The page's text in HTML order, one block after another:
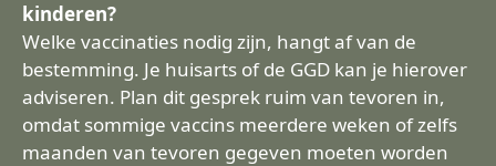
kinderen?
Welke vaccinaties nodig zijn, hangt af van de
bestemming. Je huisarts of de GGD kan je hierover
adviseren. Plan dit gesprek ruim van tevoren in,
omdat sommige vaccins meerdere weken of zelfs
maanden van tevoren gegeven moeten worden